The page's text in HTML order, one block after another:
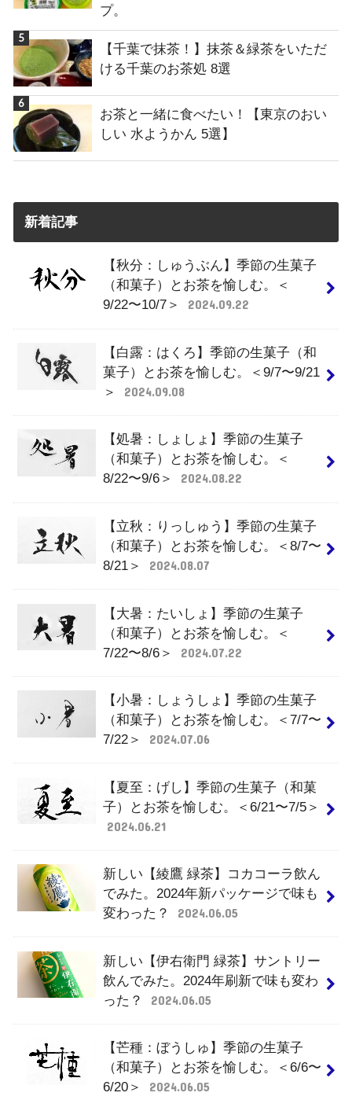
プ。
【千葉で抹茶！】抹茶＆緑茶をいただ
ける千葉のお茶処 8選
お茶と一緒に食べたい！【東京のおい
しい 水ようかん 5選】
新着記事
【秋分：しゅうぶん】季節の生菓子
（和菓子）とお茶を愉しむ。＜
9/22〜10/7＞
2024.09.22
【白露：はくろ】季節の生菓子（和
菓子）とお茶を愉しむ。＜9/7〜9/21
＞
2024.09.08
【処暑：しょしょ】季節の生菓子
（和菓子）とお茶を愉しむ。＜
8/22〜9/6＞
2024.08.22
【立秋：りっしゅう】季節の生菓子
（和菓子）とお茶を愉しむ。＜8/7〜
8/21＞
2024.08.07
【大暑：たいしょ】季節の生菓子
（和菓子）とお茶を愉しむ。＜
7/22〜8/6＞
2024.07.22
【小暑：しょうしょ】季節の生菓子
（和菓子）とお茶を愉しむ。＜7/7〜
7/22＞
2024.07.06
【夏至：げし】季節の生菓子（和菓
子）とお茶を愉しむ。＜6/21〜7/5＞
2024.06.21
新しい【綾鷹 緑茶】コカコーラ飲ん
でみた。2024年新パッケージで味も
変わった？
2024.06.05
新しい【伊右衛門 緑茶】サントリー
飲んでみた。2024年刷新で味も変わ
った？
2024.06.05
【芒種：ぼうしゅ】季節の生菓子
（和菓子）とお茶を愉しむ。＜6/6〜
6/20＞
2024.06.05